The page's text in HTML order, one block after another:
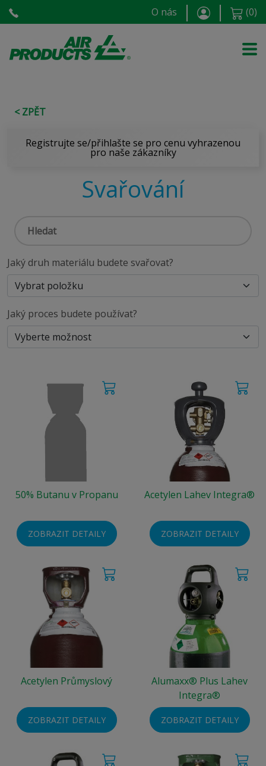
O nás (0)
< ZPĚT
Registrujte se/přihlašte se pro cenu vyhrazenou
pro naše zákazníky
Svařování
Jaký druh materiálu budete svařovat?
Jaký proces budete používat?
50% Butanu v Propanu
ZOBRAZIT DETAILY
Acetylen Lahev Integra®
ZOBRAZIT DETAILY
Acetylen Průmyslový
ZOBRAZIT DETAILY
Alumaxx® Plus Lahev
Integra®
ZOBRAZIT DETAILY